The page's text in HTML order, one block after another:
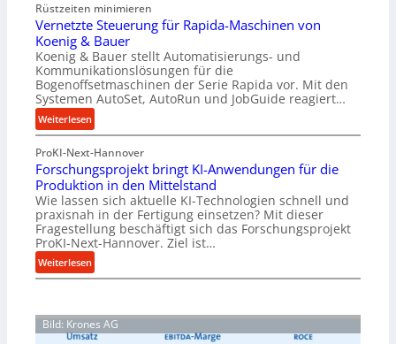
o
m
a
t
i
n
e
x
p
a
n
d
i
e
l
e
n
f
ü
h
r
g
e
n
e
r
h
ö
e
n
Rüstzeiten minimieren
Vernetzte Steuerung für Rapida-Maschinen von
Koenig & Bauer
Koenig & Bauer stellt Automatisierungs- und
Kommunikationslösungen für die
Bogenoffsetmaschinen der Serie Rapida vor. Mit den
Systemen AutoSet, AutoRun und JobGuide reagiert…
Weiterlesen:
V
e
r
n
e
t
z
t
e
u
ProKI-Next-Hannover
Forschungsprojekt bringt KI-Anwendungen für die
Produktion in den Mittelstand
Wie lassen sich aktuelle KI-Technologien schnell und
praxisnah in der Fertigung einsetzen? Mit dieser
Fragestellung beschäftigt sich das Forschungsprojekt
ProKI-Next-Hannover. Ziel ist…
Weiterlesen:
F
r
s
Bild: Krones AG